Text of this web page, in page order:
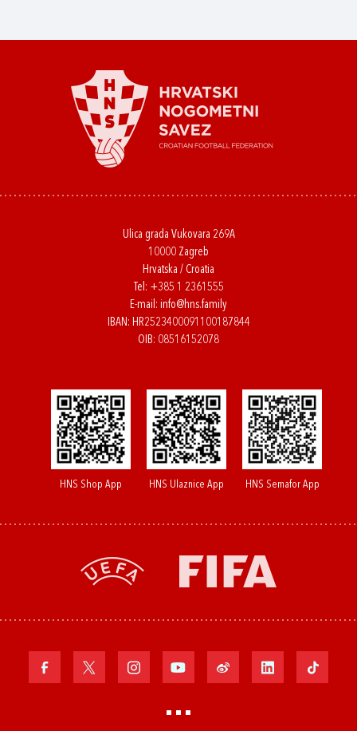
Ulica grada Vukovara 269A
10000 Zagreb
Hrvatska / Croatia
Tel: +385 1 2361555
E-mail: info@hns.family
IBAN: HR2523400091100187844
OIB: 08516152078
HNS Shop App HNS Ulaznice App HNS Semafor App